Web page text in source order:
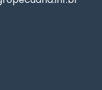
de Ração